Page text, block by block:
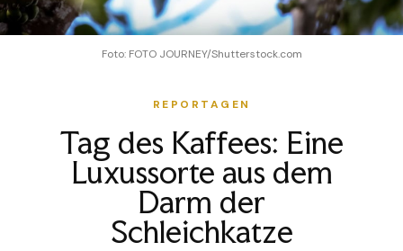
Foto: FOTO JOURNEY/Shutterstock.com
REPORTAGEN
Tag des Kaffees: Eine
Luxussorte aus dem
Darm der
Schleichkatze